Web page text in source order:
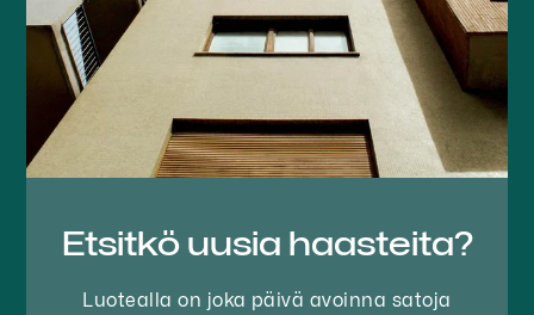
Etsitkö uusia haasteita?
Luotealla on joka päivä avoinna satoja